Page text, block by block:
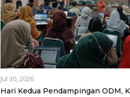
Jul 30, 2026
Hari Kedua Pendampingan ODM,